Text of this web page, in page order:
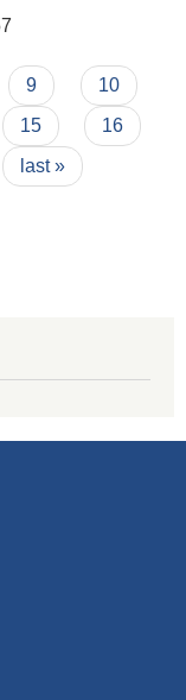
9
10
15
16
last »